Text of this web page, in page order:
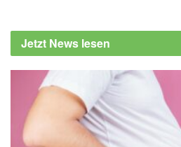
Jetzt News lesen